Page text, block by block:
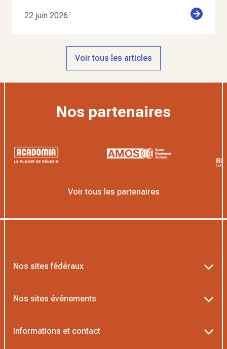
22 juin 2026
Voir tous les articles
Nos partenaires
Voir tous les partenaires
Nos sites fédéraux
Nos sites événements
Informations et contact